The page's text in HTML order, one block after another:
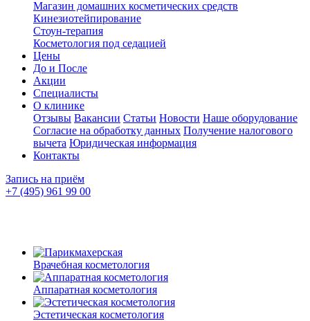
Магазин домашних косметических средств
Кинезиотейпирование
Стоун-терапия
Косметология под седацией
Цены
До и После
Акции
Специалисты
О клинике
Отзывы Вакансии Статьи Новости Наше оборудование
Согласие на обработку данных Получение налогового
вычета Юридическая информация
Контакты
Запись на приём
+7 (495) 961 99 00
Врачебная косметология
Аппаратная косметология
Эстетическая косметология